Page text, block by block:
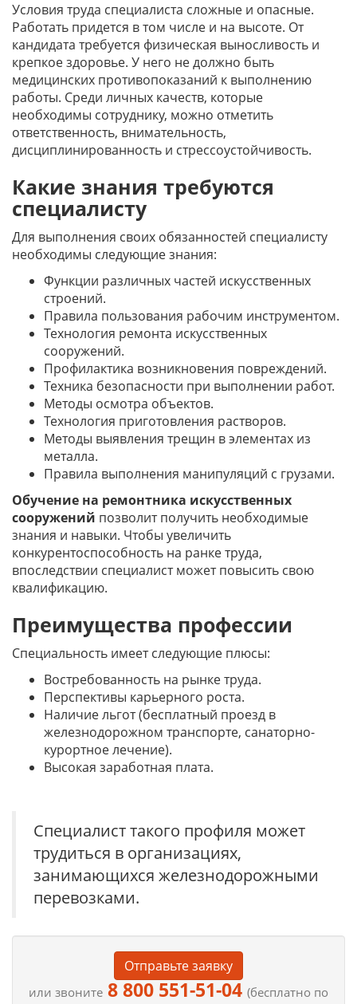
Условия труда специалиста сложные и опасные.
Работать придется в том числе и на высоте. От
кандидата требуется физическая выносливость и
крепкое здоровье. У него не должно быть
медицинских противопоказаний к выполнению
работы. Среди личных качеств, которые
необходимы сотруднику, можно отметить
ответственность, внимательность,
дисциплинированность и стрессоустойчивость.
Какие знания требуются
специалисту
Для выполнения своих обязанностей специалисту
необходимы следующие знания:
Функции различных частей искусственных
строений.
Правила пользования рабочим инструментом.
Технология ремонта искусственных
сооружений.
Профилактика возникновения повреждений.
Техника безопасности при выполнении работ.
Методы осмотра объектов.
Технология приготовления растворов.
Методы выявления трещин в элементах из
металла.
Правила выполнения манипуляций с грузами.
Обучение на ремонтника искусственных
сооружений позволит получить необходимые
знания и навыки. Чтобы увеличить
конкурентоспособность на ранке труда,
впоследствии специалист может повысить свою
квалификацию.
Преимущества профессии
Специальность имеет следующие плюсы:
Востребованность на рынке труда.
Перспективы карьерного роста.
Наличие льгот (бесплатный проезд в
железнодорожном транспорте, санаторно-
курортное лечение).
Высокая заработная плата.
Специалист такого профиля может
трудиться в организациях,
занимающихся железнодорожными
перевозками.
Отправьте заявку
или звоните 8 800 551-51-04 (бесплатно по